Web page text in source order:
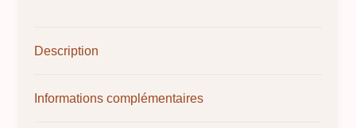
Harmonie
Sérénité
Description
Informations complémentaires